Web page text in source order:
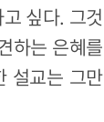
싶다. 그것
하는 은혜를
설교는 그만